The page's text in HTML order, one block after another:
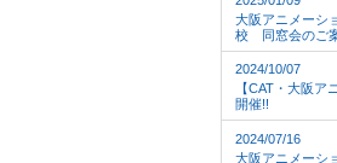
大阪アニメーシ
校 同窓会のご
2024/10/07
【CAT・大阪ア
開催!!
2024/07/16
大阪アニメーシ